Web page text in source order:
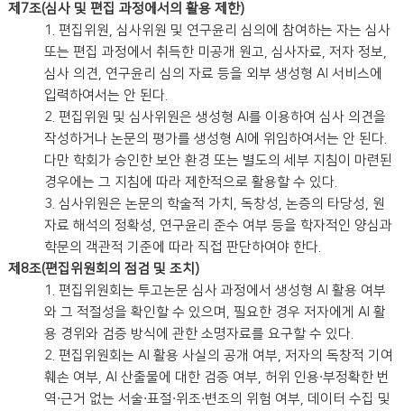
제7조(심사 및 편집 과정에서의 활용 제한)
1. 편집위원, 심사위원 및 연구윤리 심의에 참여하는 자는 심사
또는 편집 과정에서 취득한 미공개 원고, 심사자료, 저자 정보,
심사 의견, 연구윤리 심의 자료 등을 외부 생성형 AI 서비스에
입력하여서는 안 된다.
2. 편집위원 및 심사위원은 생성형 AI를 이용하여 심사 의견을
작성하거나 논문의 평가를 생성형 AI에 위임하여서는 안 된다.
다만 학회가 승인한 보안 환경 또는 별도의 세부 지침이 마련된
경우에는 그 지침에 따라 제한적으로 활용할 수 있다.
3. 심사위원은 논문의 학술적 가치, 독창성, 논증의 타당성, 원
자료 해석의 정확성, 연구윤리 준수 여부 등을 학자적인 양심과
학문의 객관적 기준에 따라 직접 판단하여야 한다.
제8조(편집위원회의 점검 및 조치)
1. 편집위원회는 투고논문 심사 과정에서 생성형 AI 활용 여부
와 그 적절성을 확인할 수 있으며, 필요한 경우 저자에게 AI 활
용 경위와 검증 방식에 관한 소명자료를 요구할 수 있다.
2. 편집위원회는 AI 활용 사실의 공개 여부, 저자의 독창적 기여
훼손 여부, AI 산출물에 대한 검증 여부, 허위 인용·부정확한 번
역·근거 없는 서술·표절·위조·변조의 위험 여부, 데이터 수집 및